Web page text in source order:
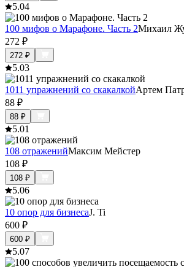
5.04
100 мифов о Марафоне. Часть 2Михаил
272 ₽
272 ₽
5.03
1011 упражнений со скакалкойАртем
88 ₽
88 ₽
5.01
108 отраженийМаксим Мейстер
108 ₽
108 ₽
5.06
10 опор для бизнесаJ. Ti
600 ₽
600 ₽
5.07